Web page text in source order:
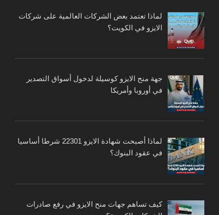
لماذا تعتمد بعض الشركات العالمية على شركات
الايزو في الكويت؟
جهة منح الايزو كوسيلة لدخول أسواق التصدير
في أوروبا وأمريكا
لماذا أصبحت شهادة الايزو 22301 شرطا أساسيا
في عقود البنوك؟
كيف تساهم جهات منح الايزو في رفع صادرات